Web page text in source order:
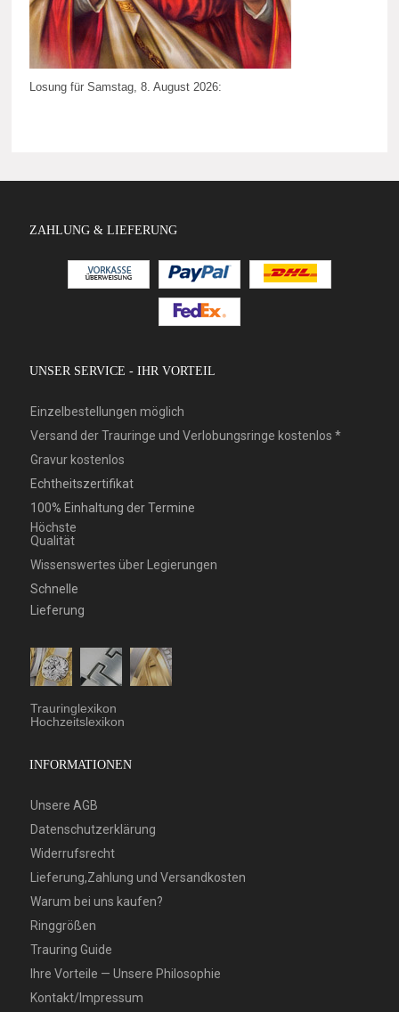
Losung für Samstag, 8. August 2026:
ZAHLUNG & LIEFERUNG
UNSER SERVICE - IHR VORTEIL
Einzelbestellungen möglich
Versand der Trauringe und Verlobungsringe kostenlos *
Gravur kostenlos
Echtheitszertifikat
100% Einhaltung der Termine
Höchste
Qualität
Wissenswertes über Legierungen
Schnelle
Lieferung
Trauringlexikon
Hochzeitslexikon
INFORMATIONEN
Unsere AGB
Datenschutzerklärung
Widerrufsrecht
Lieferung,Zahlung und Versandkosten
Warum bei uns kaufen?
Ringgrößen
Trauring Guide
Ihre Vorteile — Unsere Philosophie
Kontakt/Impressum